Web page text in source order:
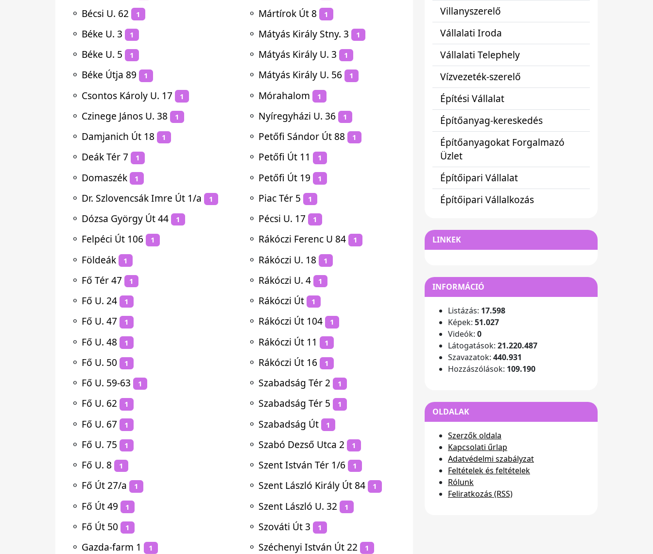
⚬ Bécsi U. 62 1
⚬ Béke U. 3 1
⚬ Béke U. 5 1
⚬ Béke Útja 89 1
⚬ Csontos Károly U. 17 1
⚬ Czinege János U. 38 1
⚬ Damjanich Út 18 1
⚬ Deák Tér 7 1
⚬ Domaszék 1
⚬ Dr. Szlovencsák Imre Út 1/a 1
⚬ Dózsa György Út 44 1
⚬ Felpéci Út 106 1
⚬ Földeák 1
⚬ Fő Tér 47 1
⚬ Fő U. 24 1
⚬ Fő U. 47 1
⚬ Fő U. 48 1
⚬ Fő U. 50 1
⚬ Fő U. 59-63 1
⚬ Fő U. 62 1
⚬ Fő U. 67 1
⚬ Fő U. 75 1
⚬ Fő U. 8 1
⚬ Fő Út 27/a 1
⚬ Fő Út 49 1
⚬ Fő Út 50 1
⚬ Gazda-farm 1 1
⚬ Mártírok Út 8 1
⚬ Mátyás Király Stny. 3 1
⚬ Mátyás Király U. 3 1
⚬ Mátyás Király U. 56 1
⚬ Mórahalom 1
⚬ Nyíregyházi U. 36 1
⚬ Petőfi Sándor Út 88 1
⚬ Petőfi Út 11 1
⚬ Petőfi Út 19 1
⚬ Piac Tér 5 1
⚬ Pécsi U. 17 1
⚬ Rákóczi Ferenc U 84 1
⚬ Rákóczi U. 18 1
⚬ Rákóczi U. 4 1
⚬ Rákóczi Út 1
⚬ Rákóczi Út 104 1
⚬ Rákóczi Út 11 1
⚬ Rákóczi Út 16 1
⚬ Szabadság Tér 2 1
⚬ Szabadság Tér 5 1
⚬ Szabadság Út 1
⚬ Szabó Dezső Utca 2 1
⚬ Szent István Tér 1/6 1
⚬ Szent László Király Út 84 1
⚬ Szent László U. 32 1
⚬ Szováti Út 3 1
⚬ Széchenyi István Út 22 1
Villanyszerelő
Vállalati Iroda
Vállalati Telephely
Vízvezeték-szerelő
Építési Vállalat
Építőanyag-kereskedés
Építőanyagokat Forgalmazó
Üzlet
Építőipari Vállalat
Építőipari Vállalkozás
LINKEK
INFORMÁCIÓ
Listázás: 17.598
Képek: 51.027
Videók: 0
Látogatások: 21.220.487
Szavazatok: 440.931
Hozzászólások: 109.190
OLDALAK
Szerzők oldala
Kapcsolati űrlap
Adatvédelmi szabályzat
Feltételek és feltételek
Rólunk
Feliratkozás (RSS)